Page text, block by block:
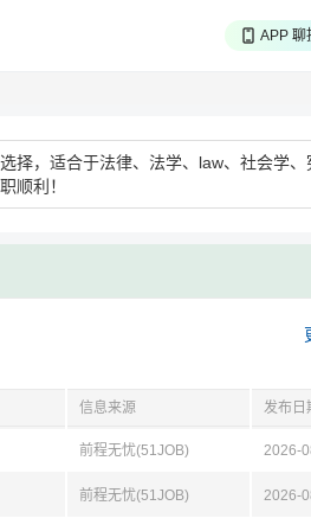
APP 淘
择，适合于法律、法学、law、社会学、
顺利！
信息来源 发布日
前程无忧(51JOB) 2026-
前程无忧(51JOB) 2026-